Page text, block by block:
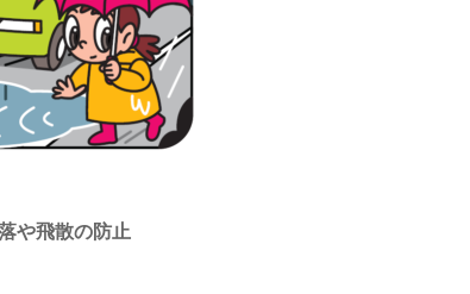
や飛散の防止